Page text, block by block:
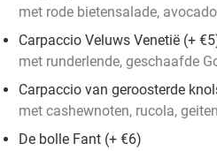
met rode bietensalade,
Carpaccio Veluws Venetië (+
met runderlende, geschaafde
Carpaccio van geroosterde
met cashewnoten, rucola,
De bolle Fant (+ €6)